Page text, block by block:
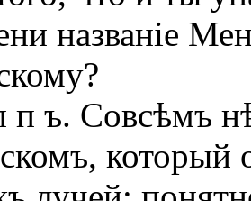
названiе
ъ. Совсѣмъ
который